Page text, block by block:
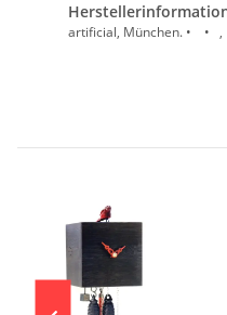
artificial, München. • • ,